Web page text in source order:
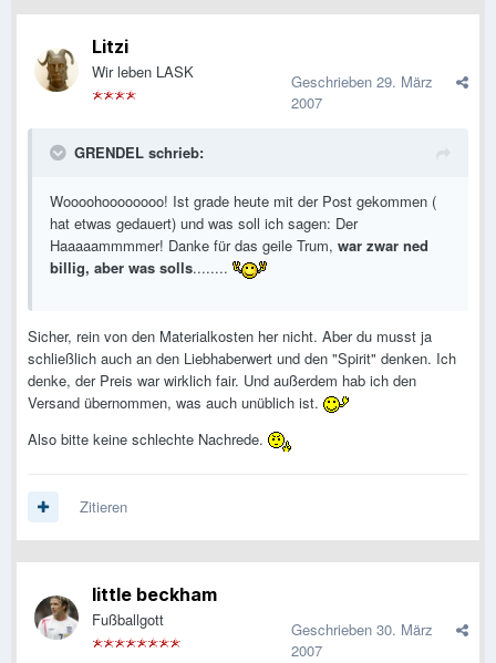
Litzi
Wir leben LASK Geschrieben 29. März
2007
GRENDEL schrieb:
Woooohoooooooo! Ist grade heute mit der Post gekommen (
hat etwas gedauert) und was soll ich sagen: Der
Haaaaammmmer! Danke für das geile Trum, war zwar ned
billig, aber was solls........
Sicher, rein von den Materialkosten her nicht. Aber du musst ja
schließlich auch an den Liebhaberwert und den "Spirit" denken. Ich
denke, der Preis war wirklich fair. Und außerdem hab ich den
Versand übernommen, was auch unüblich ist.
Also bitte keine schlechte Nachrede.
Zitieren
little beckham
Fußballgott Geschrieben 30. März
2007